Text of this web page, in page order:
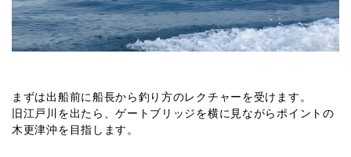
まずは出船前に船長から釣り方のレクチャーを受けます。
旧江戸川を出たら、ゲートブリッジを横に見ながらポイントの
木更津沖を目指します。